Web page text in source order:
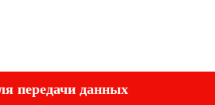
передачи данных